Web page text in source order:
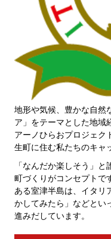
地形や気候、豊かな自然
ア」をテーマとした地域
アーノひらおプロジェク
生町に住む私たちのキャ
「なんだか楽しそう」
町づくりがコンセプトで
ある室津半島は、イタリ
かしてみたら」などとい
進みだしています。